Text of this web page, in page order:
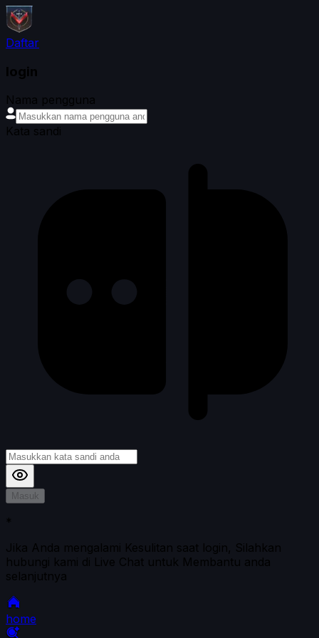
Daftar
login
Nama pengguna
Kata sandi
Masuk
*
Jika Anda mengalami Kesulitan saat login, Silahkan
hubungi kami di Live Chat untuk Membantu anda
selanjutnya
home